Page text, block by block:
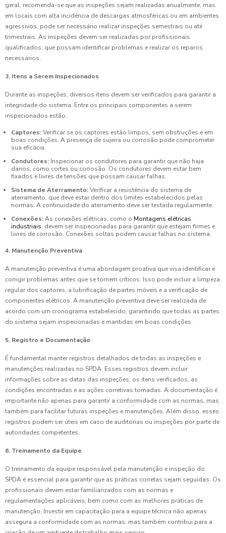
geral, recomenda-se que as inspeções sejam realizadas anualmente, mas
em locais com alta incidência de descargas atmosféricas ou em ambientes
agressivos, pode ser necessário realizar inspeções semestrais ou até
trimestrais. As inspeções devem ser realizadas por profissionais
qualificados, que possam identificar problemas e realizar os reparos
necessários.
3. Itens a Serem Inspecionados
Durante as inspeções, diversos itens devem ser verificados para garantir a
integridade do sistema. Entre os principais componentes a serem
inspecionados estão:
Captores:Verificar se os captores estão limpos, sem obstruções e em
boas condições. A presença de sujeira ou corrosão pode comprometer
sua eficácia.
Condutores: Inspecionar os condutores para garantir que não haja
danos, como cortes ou corrosão. Os condutores devem estar bem
fixados e livres de tensões que possam causar falhas.
Sistema de Aterramento:Verificar a resistência do sistema de
aterramento, que deve estar dentro dos limites estabelecidos pelas
normas. A continuidade do aterramento deve ser testada regularmente.
Conexões:As conexões elétricas, como o Montagens elétricas
industriais, devem ser inspecionadas para garantir que estejam firmes e
livres de corrosão. Conexões soltas podem causar falhas no sistema.
4. Manutenção Preventiva
A manutenção preventiva é uma abordagem proativa que visa identificar e
corrigir problemas antes que se tornem críticos. Isso pode incluir a limpeza
regular dos captores, a lubrificação de partes móveis e a verificação de
componentes elétricos. A manutenção preventiva deve ser realizada de
acordo com um cronograma estabelecido, garantindo que todas as partes
do sistema sejam inspecionadas e mantidas em boas condições.
5. Registro e Documentação
É fundamental manter registros detalhados de todas as inspeções e
manutenções realizadas no SPDA. Esses registros devem incluir
informações sobre as datas das inspeções, os itens verificados, as
condições encontradas e as ações corretivas tomadas. A documentação é
importante não apenas para garantir a conformidade com as normas, mas
também para facilitar futuras inspeções e manutenções. Além disso, esses
registros podem ser úteis em caso de auditorias ou inspeções por parte de
autoridades competentes.
6. Treinamento da Equipe
O treinamento da equipe responsável pela manutenção e inspeção do
SPDA é essencial para garantir que as práticas corretas sejam seguidas. Os
profissionais devem estar familiarizados com as normas e
regulamentações aplicáveis, bem como com as melhores práticas de
manutenção. Investir em capacitação para a equipe técnica não apenas
assegura a conformidade com as normas, mas também contribui para a